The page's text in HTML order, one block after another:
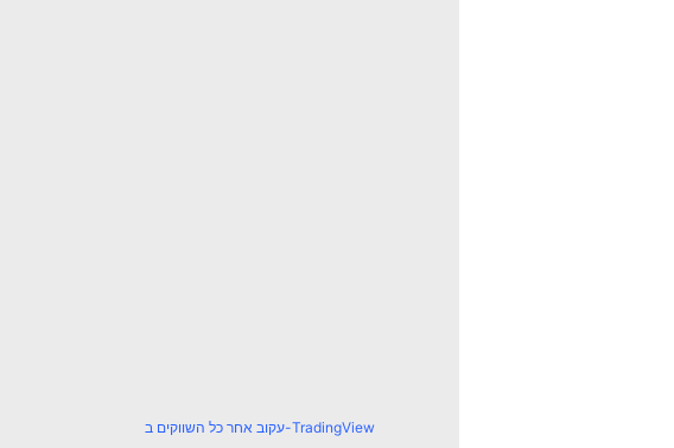
עקוב אחר כל השווקים ב-TradingView